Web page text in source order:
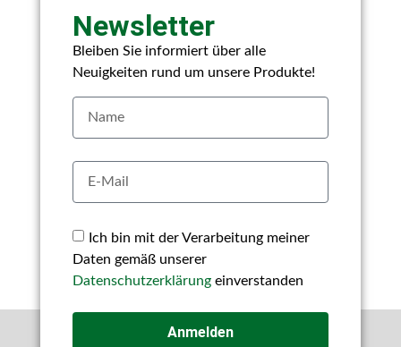
Newsletter
Bleiben Sie informiert über alle
Neuigkeiten rund um unsere Produkte!
Ich bin mit der Verarbeitung meiner
Daten gemäß unserer
Datenschutzerklärungeinverstanden
Anmelden